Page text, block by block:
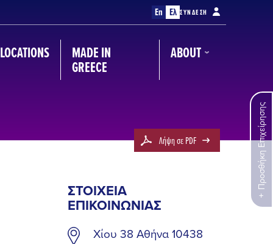
En Ελ ΣΎΝΔΕΣΗ
LOCATIONS MADE IN
GREECE
ABOUT
Προσθήκη Επιχείρησης
Λήψη σε PDF
ΣΤΟΙΧΕΊΑ
ΕΠΙΚΟΙΝΩΝΊΑΣ
Χίου 38 Αθήνα 10438